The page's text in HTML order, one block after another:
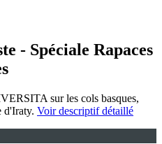
- Spéciale Rapaces
sur les cols basques,
d'Iraty. Voir descriptif détaillé